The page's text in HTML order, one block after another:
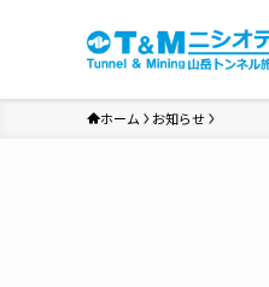
ホーム お知らせ